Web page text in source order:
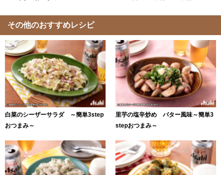
その他のおすすめレシピ
白菜のシーザーサラダ ～簡単3step
おつまみ～
里芋の塩辛炒め バター風味～簡単3
stepおつまみ～